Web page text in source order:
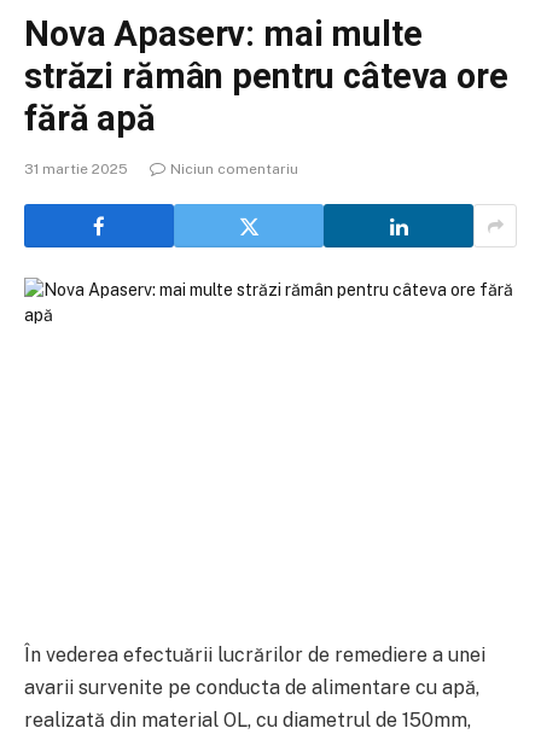
Nova Apaserv: mai multe
străzi rămân pentru câteva ore
fără apă
31 martie 2025 Niciun comentariu
În vederea efectuării lucrărilor de remediere a unei
avarii survenite pe conducta de alimentare cu apă,
realizată din material OL, cu diametrul de 150mm,